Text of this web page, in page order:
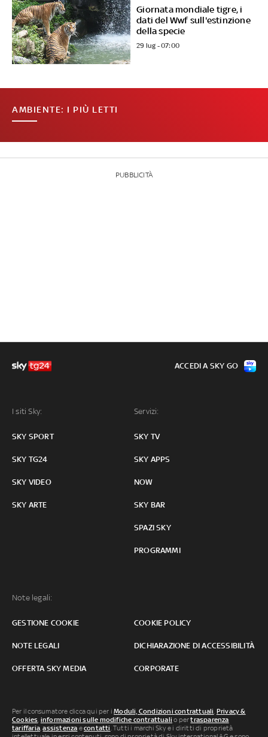
Giornata mondiale tigre, i
dati del Wwf sull'estinzione
della specie
29 lug - 07:00
AMBIENTE: I PIÙ LETTI
PUBBLICITÀ
I siti Sky:
SKY SPORT
SKY TG24
SKY VIDEO
SKY ARTE
Servizi:
SKY TV
SKY APPS
NOW
SKY BAR
SPAZI SKY
PROGRAMMI
Note legali:
GESTIONE COOKIE COOKIE POLICY
NOTE LEGALI DICHIARAZIONE DI ACCESSIBILITÀ
OFFERTA SKY MEDIA CORPORATE
ACCEDI A SKY GO
Per il consumatore clicca qui per iModuli, Condizioni contrattuali, Privacy &
Cookies, informazioni sulle modifiche contrattuali o pertrasparenza
tariffaria,assistenza econtatti. Tutti i marchi Sky e i diritti di proprietà